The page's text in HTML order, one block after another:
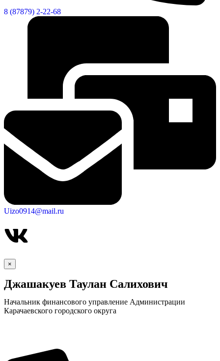
8 (87879) 2-22-68
Uizo0914@mail.ru
×
Джашакуев Таулан Салихович
Начальник финансового управление Администрации
Карачаевского городского округа